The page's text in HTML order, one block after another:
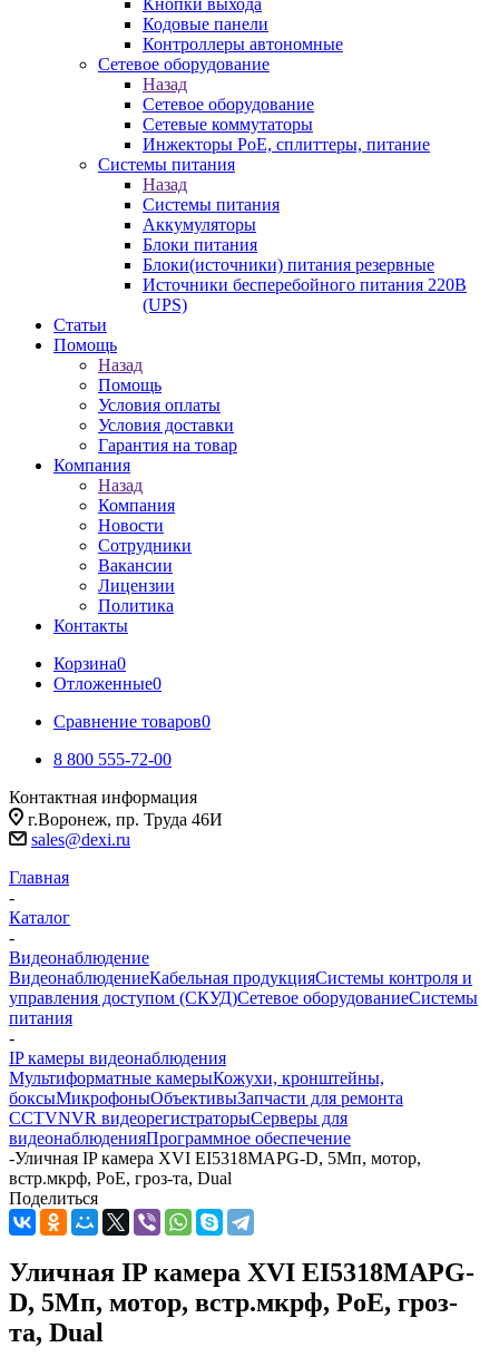
Кнопки выхода
Кодовые панели
Контроллеры автономные
Сетевое оборудование
Назад
Сетевое оборудование
Сетевые коммутаторы
Инжекторы РоЕ, сплиттеры, питание
Системы питания
Назад
Системы питания
Аккумуляторы
Блоки питания
Блоки(источники) питания резервные
Источники бесперебойного питания 220В
(UPS)
Статьи
Помощь
Назад
Помощь
Условия оплаты
Условия доставки
Гарантия на товар
Компания
Назад
Компания
Новости
Сотрудники
Вакансии
Лицензии
Политика
Контакты
Корзина0
Отложенные0
Сравнение товаров0
8 800 555-72-00
Контактная информация
г.Воронеж, пр. Труда 46И
sales@dexi.ru
Главная
-
Каталог
-
Видеонаблюдение
ВидеонаблюдениеКабельная продукцияСистемы контроля и
управления доступом (СКУД)Сетевое оборудованиеСистемы
питания
-
IP камеры видеонаблюдения
Мультиформатные камерыКожухи, кронштейны,
боксыМикрофоныОбъективыЗапчасти для ремонта
CCTVNVR видеорегистраторыСерверы для
видеонаблюденияПрограммное обеспечение
-Уличная IP камера XVI EI5318MAPG-D, 5Мп, мотор,
встр.мкрф, PoE, гроз-та, Dual
Поделиться
Уличная IP камера XVI EI5318MAPG-
D, 5Мп, мотор, встр.мкрф, PoE, гроз-
та, Dual